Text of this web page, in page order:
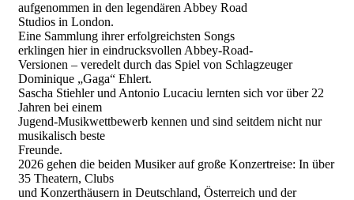
aufgenommen in den legendären Abbey Road
Studios in London.
Eine Sammlung ihrer erfolgreichsten Songs
erklingen hier in eindrucksvollen Abbey-Road-
Versionen – veredelt durch das Spiel von Schlagzeuger
Dominique „Gaga“ Ehlert.
Sascha Stiehler und Antonio Lucaciu lernten sich vor über 22
Jahren bei einem
Jugend-Musikwettbewerb kennen und sind seitdem nicht nur
musikalisch beste
Freunde.
2026 gehen die beiden Musiker auf große Konzertreise: In über
35 Theatern, Clubs
und Konzerthäusern in Deutschland, Österreich und der